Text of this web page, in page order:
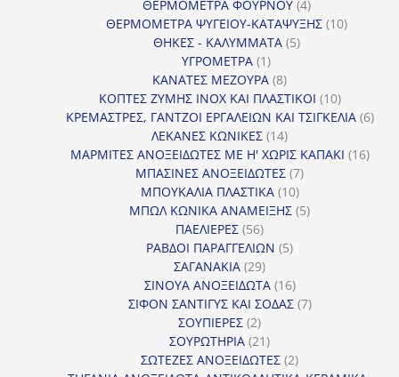
ΘΕΡΜΟΜΕΤΡΑ ΦΟΥΡΝΟΥ 44
προϊόντα
ΘΕΡΜΟΜΕΤΡΑ ΨΥΓΕΙΟΥ-ΚΑΤΑΨΥΞΗΣ 1010
ΘΗΚΕΣ - ΚΑΛΥΜΜΑΤΑ 55
ΥΓΡΟΜΕΤΡΑ 11
προϊόν
ΚΑΝΑΤΕΣ ΜΕΖΟΥΡΑ 88
προϊόντα
ΚΟΠΤΕΣ ΖΥΜΗΣ INOX ΚΑΙ ΠΛΑΣΤΙΚΟΙ 1010
προϊόντα
ΚΡΕΜΑΣΤΡΕΣ, ΓΑΝΤΖΟΙ ΕΡΓΑΛΕΙΩΝ ΚΑΙ ΤΣΙΓΚΕΛΙΑ 66
ΛΕΚΑΝΕΣ ΚΩΝΙΚΕΣ 1414
προϊόντα
ΜΑΡΜΙΤΕΣ ΑΝΟΞΕΙΔΩΤΕΣ ΜΕ Η' ΧΩΡΙΣ ΚΑΠΑΚΙ 1616
ΜΠΑΣΙΝΕΣ ΑΝΟΞΕΙΔΩΤΕΣ 77
ΜΠΟΥΚΑΛΙΑ ΠΛΑΣΤΙΚΑ 1010
προϊόντα
ΜΠΩΛ ΚΩΝΙΚΑ ΑΝΑΜΕΙΞΗΣ 55
ΠΑΕΛΙΕΡΕΣ 5656
προϊόντα
ΡΑΒΔΟΙ ΠΑΡΑΓΓΕΛΙΩΝ 55
ΣΑΓΑΝΑΚΙΑ 2929
προϊόντα
ΣΙΝΟΥΑ ΑΝΟΞΕΙΔΩΤΑ 1616
προϊόντα
ΣΙΦΟΝ ΣΑΝΤΙΓΥΣ ΚΑΙ ΣΟΔΑΣ 77
ΣΟΥΠΙΕΡΕΣ 22
προϊόντα
ΣΟΥΡΩΤΗΡΙΑ 2121
προϊόντα
ΣΩΤΕΖΕΣ ΑΝΟΞΕΙΔΩΤΕΣ 22